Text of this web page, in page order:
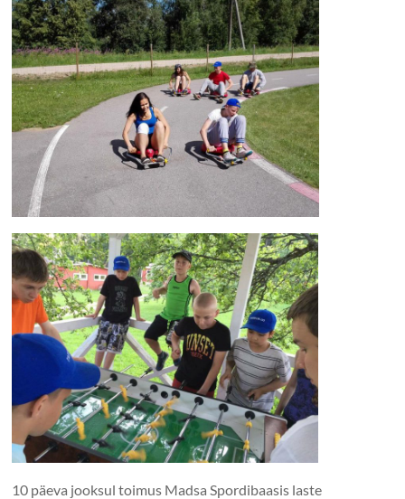
10 päeva jooksul toimus Madsa Spordibaasis laste